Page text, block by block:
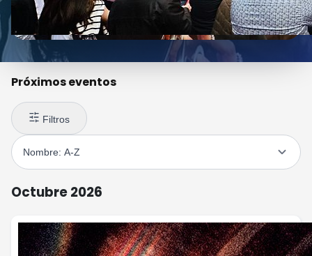
Próximos eventos
Filtros
Octubre 2026